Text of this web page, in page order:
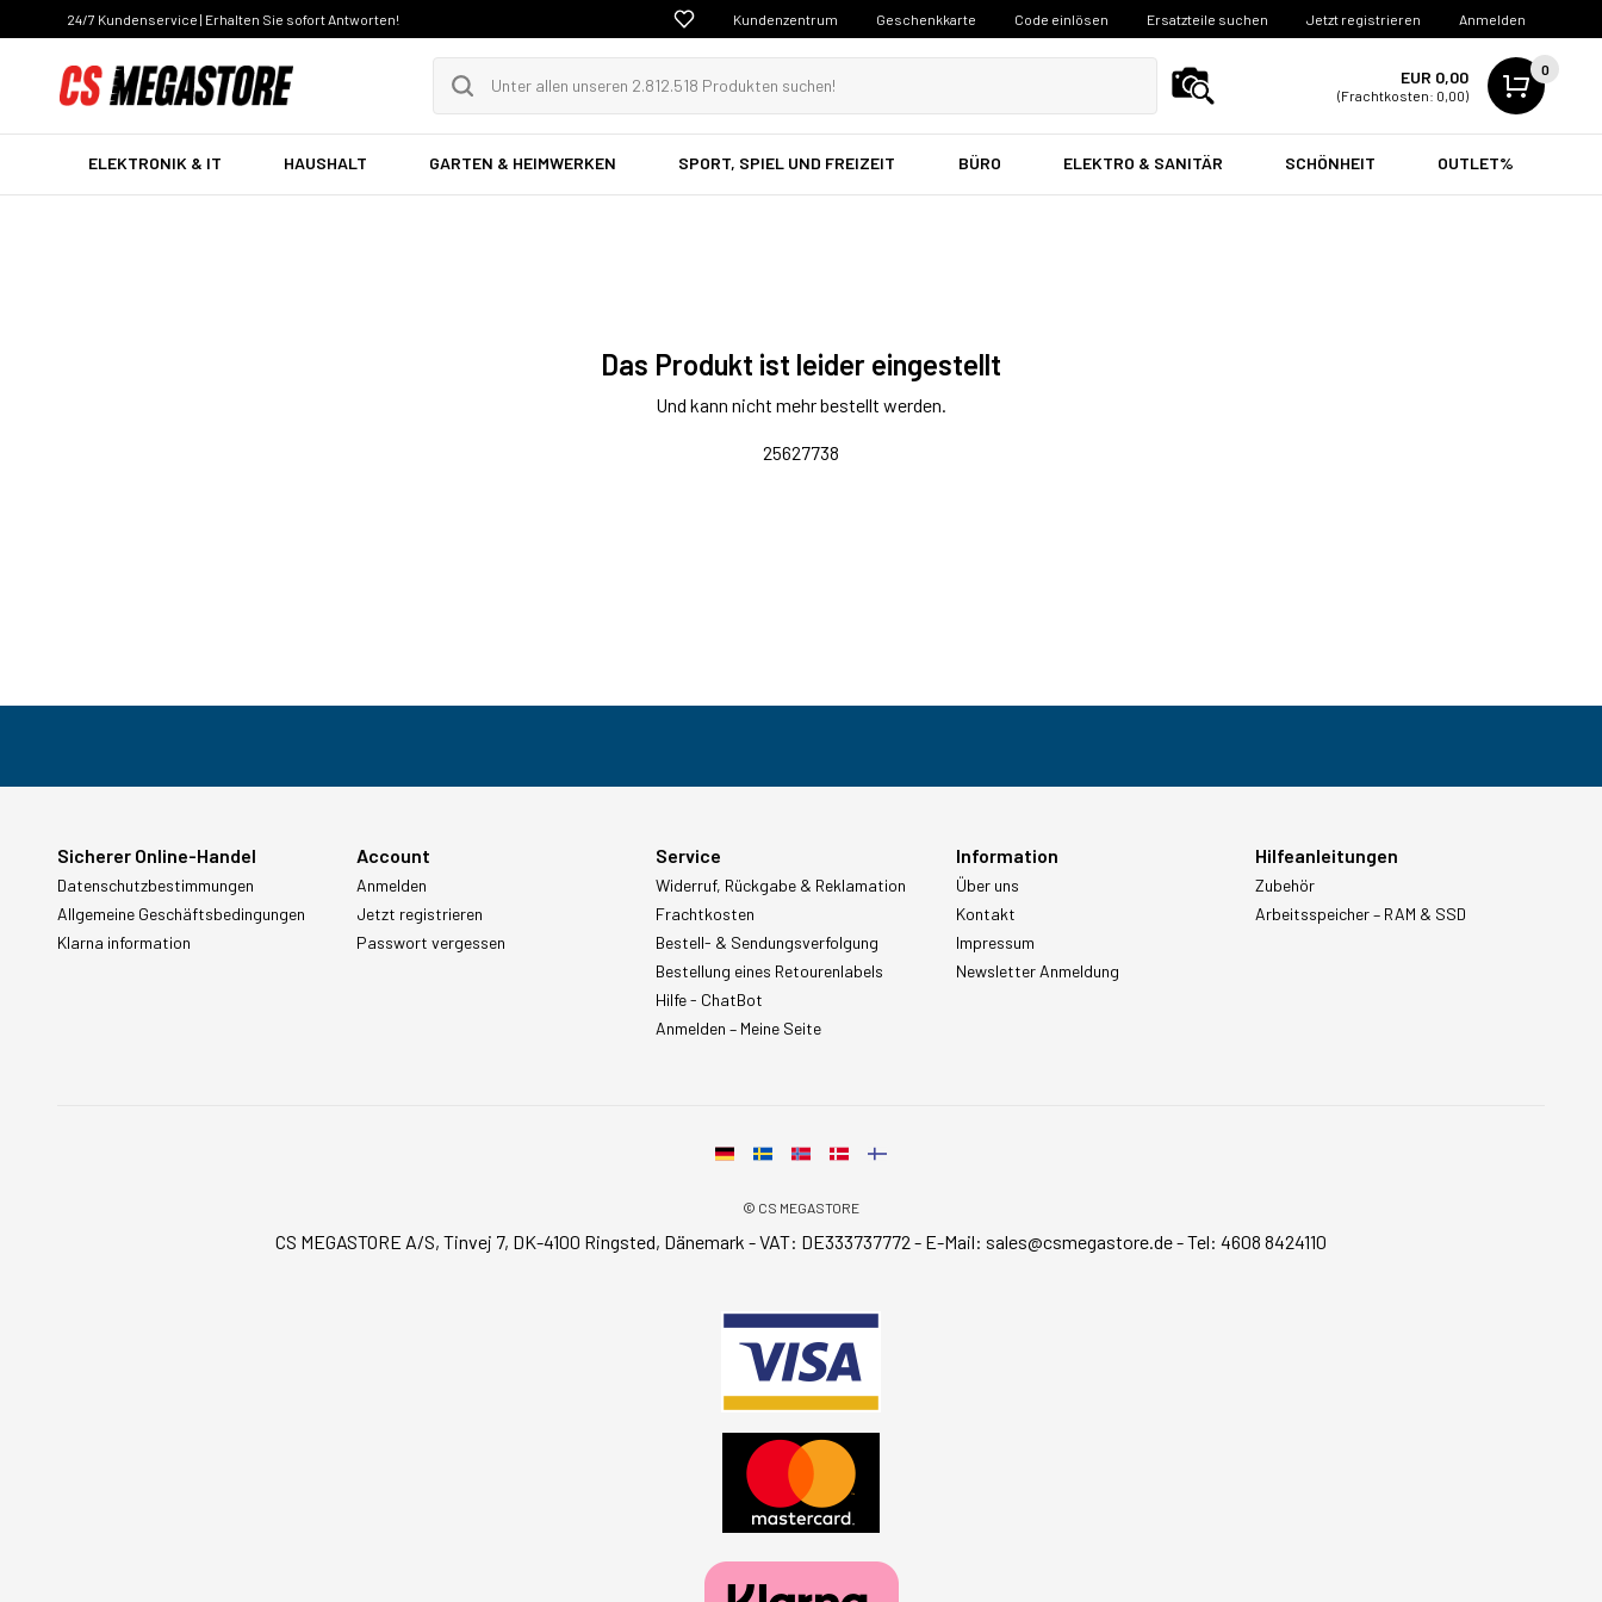
24/7 Kundenservice | Erhalten Sie sofort Antworten! Kundenzentrum Geschenkkarte Code einlösen Ersatzteile suchen Jetzt registrieren Anmelden
EUR 0,00
(Frachtkosten: 0,00)
0
ELEKTRONIK & IT HAUSHALT GARTEN & HEIMWERKEN SPORT, SPIEL UND FREIZEIT BÜRO ELEKTRO & SANITÄR SCHÖNHEIT OUTLET%
Das Produkt ist leider eingestellt
Und kann nicht mehr bestellt werden.
25627738
Sicherer Online-Handel
Datenschutzbestimmungen
Allgemeine Geschäftsbedingungen
Klarna information
Account
Anmelden
Jetzt registrieren
Passwort vergessen
Service
Widerruf, Rückgabe & Reklamation
Frachtkosten
Bestell- & Sendungsverfolgung
Bestellung eines Retourenlabels
Hilfe - ChatBot
Anmelden – Meine Seite
Information
Über uns
Kontakt
Impressum
Newsletter Anmeldung
Hilfeanleitungen
Zubehör
Arbeitsspeicher – RAM & SSD
© CS MEGASTORE
CS MEGASTORE A/S, Tinvej 7, DK-4100 Ringsted, Dänemark - VAT: DE333737772 - E-Mail: sales@csmegastore.de-Tel: 4608 8424110